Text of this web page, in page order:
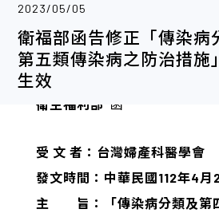
2023/05/05
衛福部函告修正「傳染病
第五類傳染病之防治措施
生效
衛生福利部 函
受 文 者：台灣婦產科醫學會
發文時間：中華民國112年4月
主 旨：「傳染病分類及第